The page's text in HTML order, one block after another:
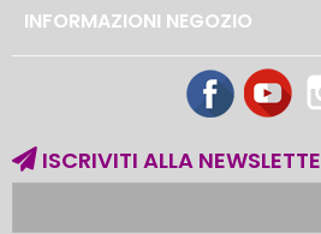
INFORMAZIONI NEGOZIO
Facebook
ISCRIVITI ALLA